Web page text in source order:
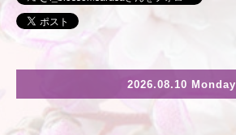
2026.08.10 Monday